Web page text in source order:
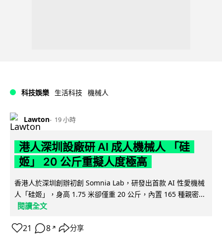
科技娛樂 生活科技 機械人
Lawton 19 小時
港人深圳設廠研 AI 成人機械人 「硅
姬」 20 公斤重擬人度極高
香港人於深圳創辦初創 Somnia Lab，研發出首款 AI 性愛機械
人「硅姬」，身高 1.75 米卻僅重 20 公斤，內置 165 種親密...
閱讀全文
21 8 ↗ 分享